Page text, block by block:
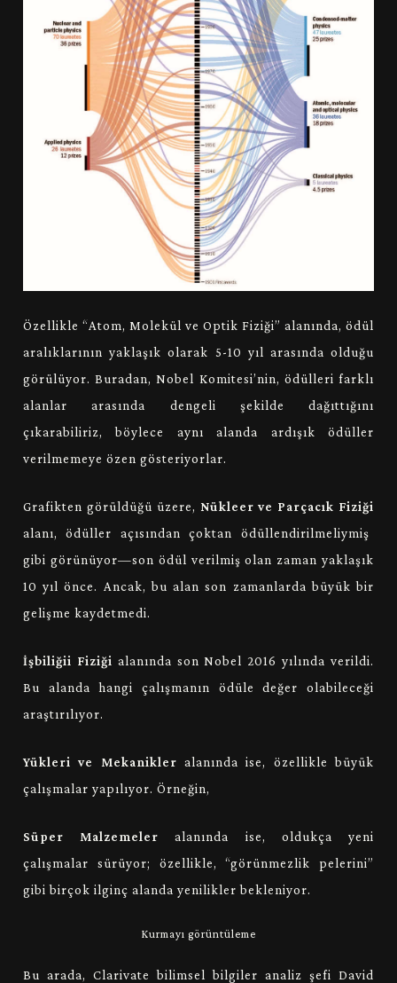
Özellikle “Atom, Molekül ve Optik Fiziği” alanında, ödül
aralıklarının yaklaşık olarak 5-10 yıl arasında olduğu
görülüyor. Buradan, Nobel Komitesi’nin, ödülleri farklı
alanlar arasında dengeli şekilde dağıttığını
çıkarabiliriz, böylece aynı alanda ardışık ödüller
verilmemeye özen gösteriyorlar.
Grafikten görüldüğü üzere, Nükleer ve Parçacık Fiziği
alanı, ödüller açısından çoktan ödüllendirilmeliymiş
gibi görünüyor—son ödül verilmiş olan zaman yaklaşık
10 yıl önce. Ancak, bu alan son zamanlarda büyük bir
gelişme kaydetmedi.
İşbiliğii Fiziği alanında son Nobel 2016 yılında verildi.
Bu alanda hangi çalışmanın ödüle değer olabileceği
araştırılıyor.
Yükleri ve Mekanikler alanında ise, özellikle büyük
çalışmalar yapılıyor. Örneğin,
Süper Malzemeler alanında ise, oldukça yeni
çalışmalar sürüyor; özellikle, “görünmezlik pelerini”
gibi birçok ilginç alanda yenilikler bekleniyor.
Kurmayı görüntüleme
Bu arada, Clarivate bilimsel bilgiler analiz şefi David